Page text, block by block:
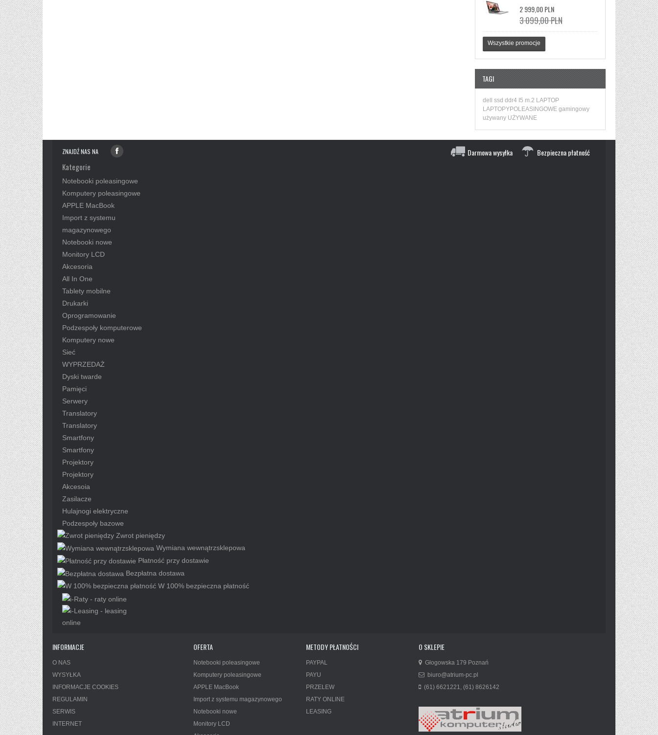
TOUCH/RYZEN 5
7530U/8GB/SSD512GB/RADEON/W11
SILVER 3Y
2 999,00 PLN
3 099,00 PLN
Wszystkie promocje
TAGI
dell ssd ddr4 I5 m.2 LAPTOP
LAPTOPYPOLEASINGOWE gamingowy
używany UŻYWANE
ZNAJDŹ NAS NA Darmowa wysyłka Bezpieczna płatność
Kategorie
Notebooki poleasingowe
Komputery poleasingowe
APPLE MacBook
Import z systemu
magazynowego
Notebooki nowe
Monitory LCD
Akcesoria
All In One
Tablety mobilne
Drukarki
Oprogramowanie
Podzespoły komputerowe
Komputery nowe
Sieć
WYPRZEDAŻ
Dyski twarde
Pamięci
Serwery
Translatory
Translatory
Smartfony
Smartfony
Projektory
Projektory
Akcesoia
Zasilacze
Hulajnogi elektryczne
Podzespoły bazowe
Zwrot pieniędzy
Wymiana wewnątrzsklepowa
Płatność przy dostawie
Bezpłatna dostawa
W 100% bezpieczna płatność
INFORMACJE
O NAS
WYSYŁKA
INFORMACJE COOKIES
REGULAMIN
SERWIS
INTERNET
OFERTA
Notebooki poleasingowe
Komputery poleasingowe
APPLE MacBook
Import z systemu magazynowego
Notebooki nowe
Monitory LCD
METODY PŁATNOŚCI
PAYPAL
PAYU
PRZELEW
RATY ONLINE
LEASING
O SKLEPIE
Głogowska 179 Poznań
biuro@atrium-pc.pl
(61) 6621221, (61) 8626142